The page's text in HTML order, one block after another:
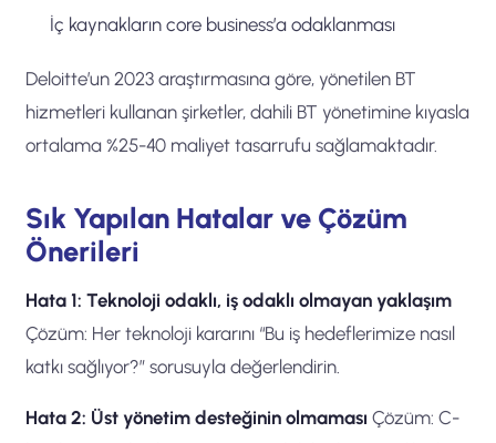
İç kaynakların core business’a odaklanması
Deloitte’un 2023 araştırmasına göre, yönetilen BT
hizmetleri kullanan şirketler, dahili BT yönetimine kıyasla
ortalama %25-40 maliyet tasarrufu sağlamaktadır.
Sık Yapılan Hatalar ve Çözüm
Önerileri
Hata 1: Teknoloji odaklı, iş odaklı olmayan yaklaşım
Çözüm: Her teknoloji kararını “Bu iş hedeflerimize nasıl
katkı sağlıyor?” sorusuyla değerlendirin.
Hata 2: Üst yönetim desteğinin olmaması Çözüm: C-